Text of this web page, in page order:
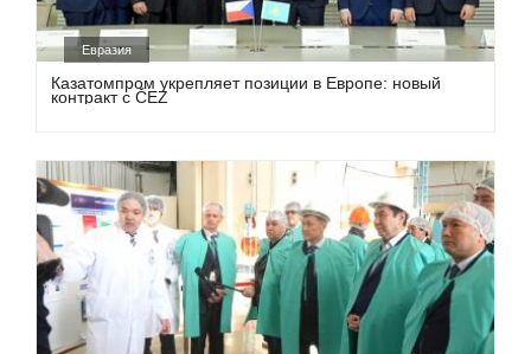
Евразия
Казатомпром укрепляет позиции в Европе: новый
контракт с ČEZ